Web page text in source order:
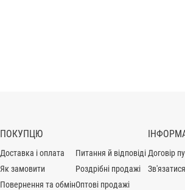
ПОКУПЦЮ
Доставка і оплата
Як замовити
Повернення та обмін
Питання й відповіді
Роздрібні продажі
Оптові продажі
Договір